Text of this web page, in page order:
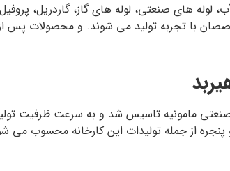
لوله های صنعتی، لوله های گاز، گاردریل،
با تجربه تولید می شوند. و محصولات پس
از جمله تولیدات این کارخانه محسوب می